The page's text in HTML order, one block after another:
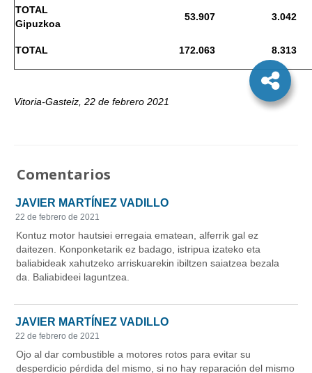
TOTAL
Gipuzkoa
53.907 3.042
TOTAL 172.063 8.313
Vitoria-Gasteiz, 22 de febrero 2021
Comentarios